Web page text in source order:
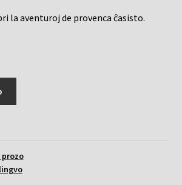
la aventuroj de provenca ĉasisto.